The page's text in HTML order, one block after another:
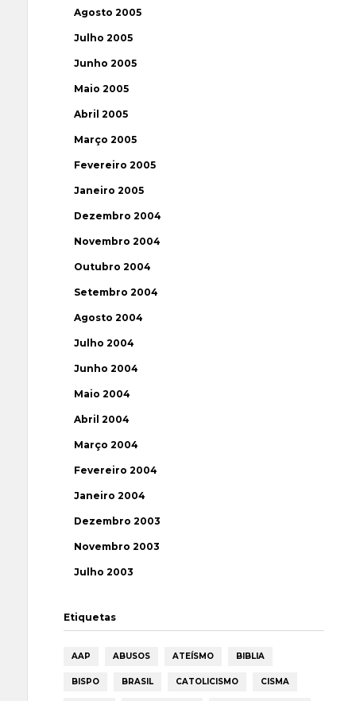
Agosto 2005
Julho 2005
Junho 2005
Maio 2005
Abril 2005
Março 2005
Fevereiro 2005
Janeiro 2005
Dezembro 2004
Novembro 2004
Outubro 2004
Setembro 2004
Agosto 2004
Julho 2004
Junho 2004
Maio 2004
Abril 2004
Março 2004
Fevereiro 2004
Janeiro 2004
Dezembro 2003
Novembro 2003
Julho 2003
Etiquetas
AAP ABUSOS ATEÍSMO BIBLIA
BISPO BRASIL CATOLICISMO CISMA